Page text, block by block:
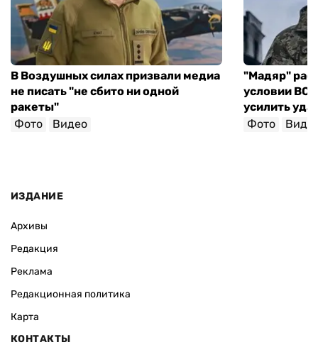
В Воздушных силах призвали медиа
не писать "не сбито ни одной
ракеты"
Фото
Видео
"Мадяр"
условии
усилить
Фото
ИЗДАНИЕ
Архивы
Редакция
Реклама
Редакционная политика
Карта
КОНТАКТЫ